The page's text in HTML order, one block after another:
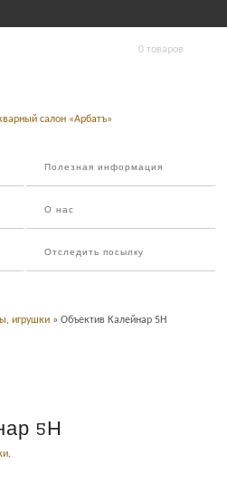
0 товаров
Полезная информация
О нас
Отследить посылку
игрушки » Объектив Калейнар 5Н
5Н
.